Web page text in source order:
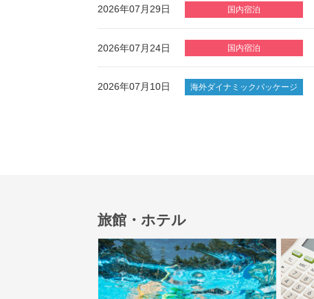
2026年07月29日 国内宿泊
2026年07月24日 国内宿泊
2026年07月10日 海外ダイナミックパッケージ
旅館・ホテル